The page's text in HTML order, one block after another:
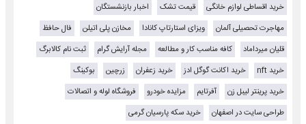
خرید اقساطی لوازم خانگی قیمت تشک
اخبار بازنشستگان
مهاجرت تحصیلی آلمان
ویزای استارتاپ کانادا مخازن پلی اتیلن
فال حافظ
قلیان میرداماد
کافه مناسب کار و مطالعه مجله آرایش گرام
ثبت نام کالابرگ
خرید nft
خرید اکانت گوگل ادز خرید زعفران زرچین
بوکینگ
خرید پرینتر لیبل زن
آفرتایم مزایده خودرو
فروشگاه لوله و اتصالات
طراحی سایت در اصفهان
خرید سکه پارسیان گرمی